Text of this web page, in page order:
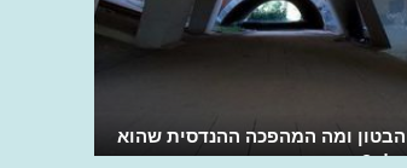
ומה המהפכה ההנדסית שהוא
לה?